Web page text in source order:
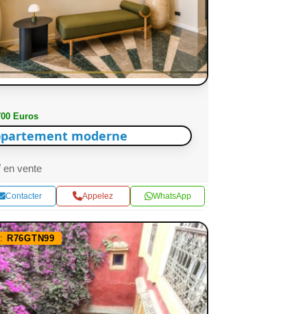
Euros
moderne
en vente
Contacter Appelez WhatsApp
R76GTN99